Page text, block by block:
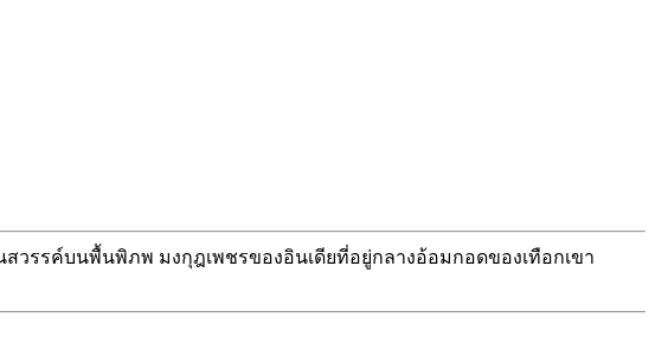
สวรรค์บนพื้นพิภพ มงกุฎเพชรของอินเดียที่อยู่กลางอ้อมกอดของเทือกเขา